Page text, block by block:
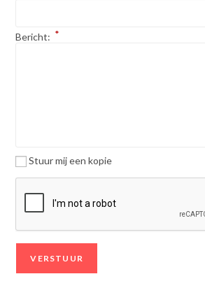
Bericht: *
Stuur mij een kopie